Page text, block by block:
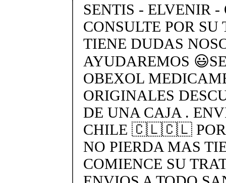
SENTIS - ELVENIR
CONSULTE POR
TIENE DUDAS
AYUDAREMOS
OBEXOL
ORIGINALES
DE UNA CAJA .
CHILE 🇨🇱🇨🇱 POR
NO PIERDA MAS
COMIENCE SU